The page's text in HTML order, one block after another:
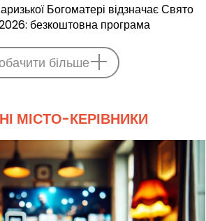
Богоматері відзначає Свято
безкоштовна програма
більше
МІСТО-КЕРІВНИКИ